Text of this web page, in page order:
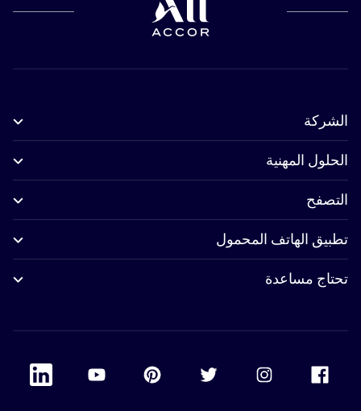
الشركة
الحلول المهنية
التصفح
تطبيق الهاتف المحمول
تحتاج مساعدة
Accor Facebook
Accor Twitter
Accor Pinterest
Accor Youtube
Linkedin